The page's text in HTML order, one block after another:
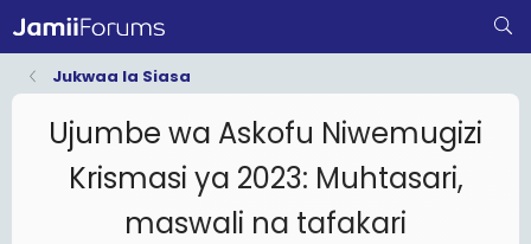
Jukwaa la Siasa
Ujumbe wa Askofu Niwemugizi
Krismasi ya 2023: Muhtasari,
maswali na tafakari